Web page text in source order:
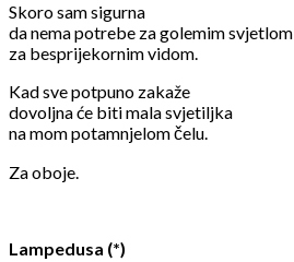
Skoro sam sigurna
da nema potrebe za golemim svjetlom
za besprijekornim vidom.
Kad sve potpuno zakaže
dovoljna će biti mala svjetiljka
na mom potamnjelom čelu.
Za oboje.
Lampedusa (*)